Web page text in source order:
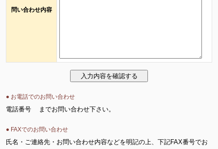
問い合わせ内容
● お電話でのお問い合わせ
電話番号
までお問い合わせ下さい。
● FAXでのお問い合わせ
氏名・ご連絡先・お問い合わせ内容などを明記の上、下記FAX番号でお